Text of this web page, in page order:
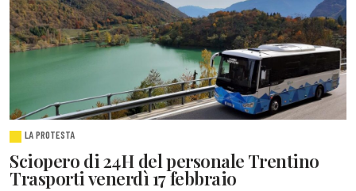
LA PROTESTA
Sciopero di 24H del personale Trentino
Trasporti venerdì 17 febbraio